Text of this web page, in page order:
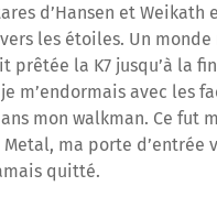
d’Hansen et Weikath
les étoiles. Un monde
prêtée la K7 jusqu’à la
m’endormais avec les
mon walkman. Ce fut
ma porte d’entrée
quitté.